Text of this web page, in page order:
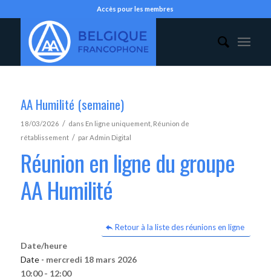
Accès pour les membres
AA Humilité (semaine)
18/03/2026 / dans En ligne uniquement, Réunion de
rétablissement / parAdmin Digital
Réunion en ligne du groupe
AA Humilité
Retour à la liste des réunions en ligne
Date/heure
Date - mercredi 18 mars 2026
10:00 - 12:00